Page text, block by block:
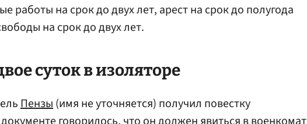
работы на срок до двух лет, арест на срок до полугода
на срок до двух лет.
суток в изоляторе
Пензы(имя не уточняется) получил повестку